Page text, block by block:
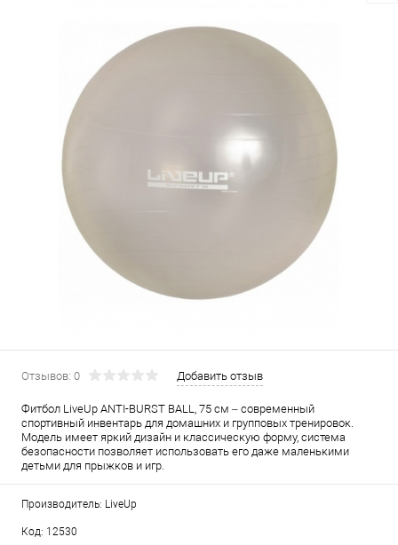
Отзывов: 0 Добавить отзыв
Фитбол LiveUp ANTI-BURST BALL, 75 см – современный
спортивный инвентарь для домашних и групповых тренировок.
Модель имеет яркий дизайн и классическую форму, система
безопасности позволяет использовать его даже маленькими
детьми для прыжков и игр.
Производитель: LiveUp
Код: 12530